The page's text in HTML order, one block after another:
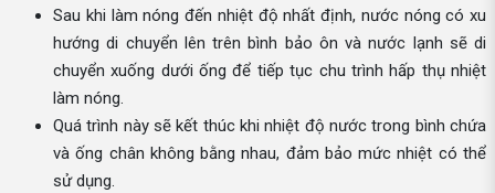
Sau khi làm nóng đến nhiệt độ nhất định, nước nóng có xu
hướng di chuyển lên trên bình bảo ôn và nước lạnh sẽ di
chuyển xuống dưới ống để tiếp tục chu trình hấp thụ nhiệt
làm nóng.
Quá trình này sẽ kết thúc khi nhiệt độ nước trong bình chứa
và ống chân không bằng nhau, đảm bảo mức nhiệt có thể
sử dụng.